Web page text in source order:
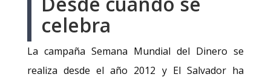
celebra
La campaña Semana Mundial del Dinero se
realiza desde el año 2012 y El Salvador ha